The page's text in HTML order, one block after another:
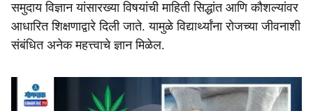
समुदाय विज्ञान यांसारख्या विषयांची माहिती सिद्धांत आणि कौशल्यांवर
आधारित शिक्षणाद्वारे दिली जाते. यामुळे विद्यार्थ्यांना रोजच्या जीवनाशी
संबंधित अनेक महत्त्वाचे ज्ञान मिळेल.